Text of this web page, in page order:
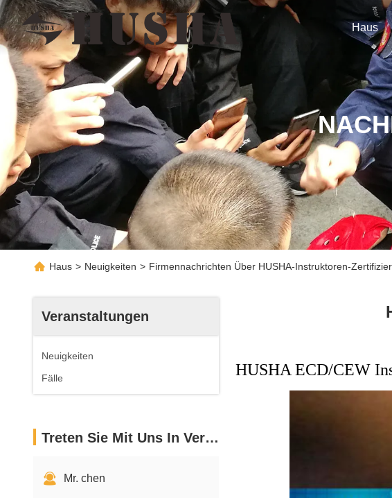
Haus
Haus > Neuigkeiten > Firmennachrichten Über HUSHA-Instruktoren-
Veranstaltungen
Neuigkeiten
Fälle
Treten Sie Mit Uns In Verbindung
Mr. chen
HUSHA ECD/CEW